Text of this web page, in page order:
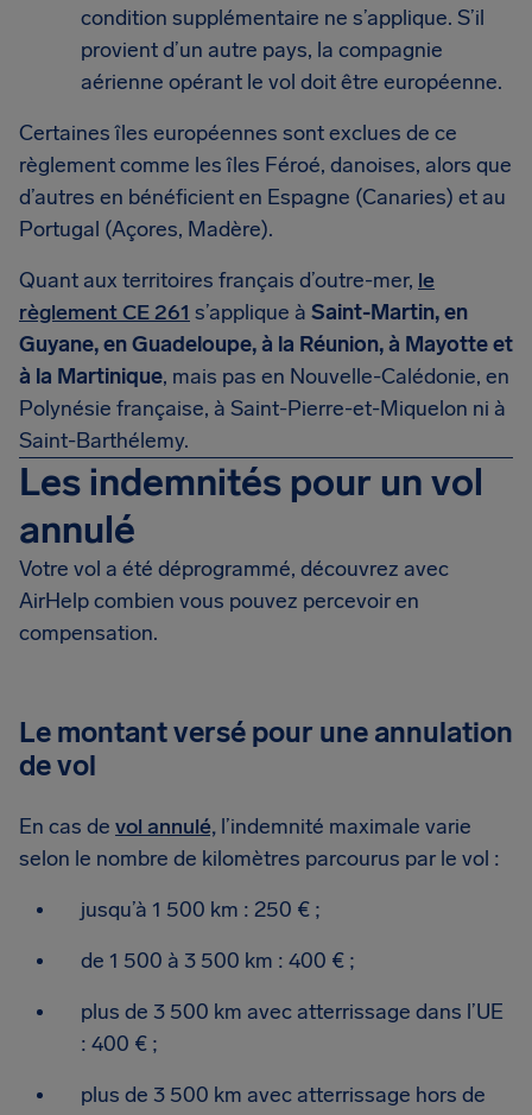
condition supplémentaire ne s’applique. S’il
provient d’un autre pays, la compagnie
aérienne opérant le vol doit être européenne.
Certaines îles européennes sont exclues de ce
règlement comme les îles Féroé, danoises, alors que
d’autres en bénéficient en Espagne (Canaries) et au
Portugal (Açores, Madère).
Quant aux territoires français d’outre-mer, le
règlement CE 261 s’applique à Saint-Martin, en
Guyane, en Guadeloupe, à la Réunion, à Mayotte et
à la Martinique, mais pas en Nouvelle-Calédonie, en
Polynésie française, à Saint-Pierre-et-Miquelon ni à
Saint-Barthélemy.
Les indemnités pour un vol
annulé
Votre vol a été déprogrammé, découvrez avec
AirHelp combien vous pouvez percevoir en
compensation.
Le montant versé pour une annulation
de vol
En cas de vol annulé, l’indemnité maximale varie
selon le nombre de kilomètres parcourus par le vol :
jusqu’à 1 500 km : 250 € ;
de 1 500 à 3 500 km : 400 € ;
plus de 3 500 km avec atterrissage dans l’UE
: 400 € ;
plus de 3 500 km avec atterrissage hors de